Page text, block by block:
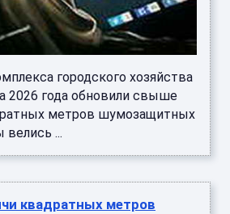
городского хозяйства
2026 года обновили свыше
метров шумозащитных
велись ...
квадратных метров